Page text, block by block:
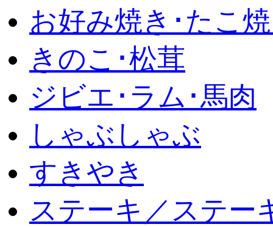
お好み焼き･たこ
きのこ･松茸
ジビエ･ラム･馬肉
しゃぶしゃぶ
すきやき
ステーキ／ステー